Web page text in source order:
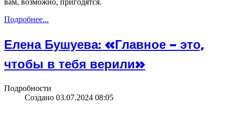
Подробнее...
Елена Бушуева: «Главное – это,
чтобы в тебя верили»
Подробности
Создано 03.07.2024 08:05